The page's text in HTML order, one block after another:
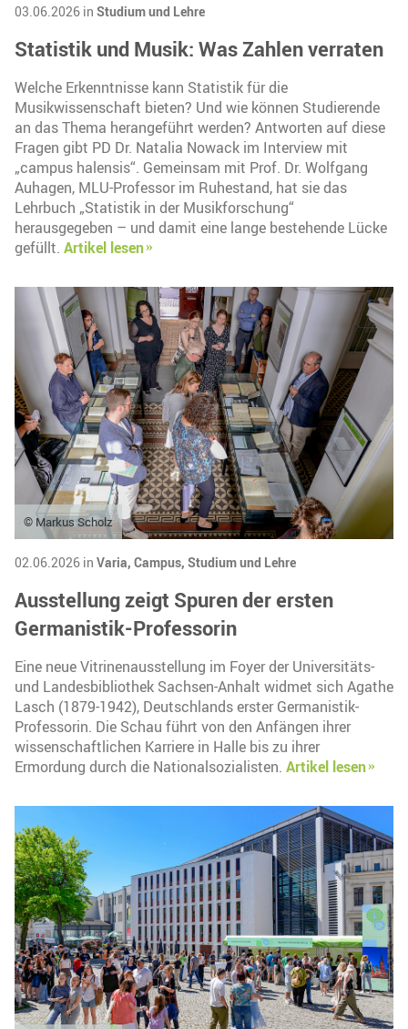
03.06.2026 in Studium und Lehre
Statistik und Musik: Was Zahlen verraten
Welche Erkenntnisse kann Statistik für die
Musikwissenschaft bieten? Und wie können Studierende
an das Thema herangeführt werden? Antworten auf diese
Fragen gibt PD Dr. Natalia Nowack im Interview mit
„campus halensis“. Gemeinsam mit Prof. Dr. Wolfgang
Auhagen, MLU-Professor im Ruhestand, hat sie das
Lehrbuch „Statistik in der Musikforschung“
herausgegeben – und damit eine lange bestehende Lücke
gefüllt. Artikel lesen
© Markus Scholz
02.06.2026 in Varia, Campus, Studium und Lehre
Ausstellung zeigt Spuren der ersten
Germanistik-Professorin
Eine neue Vitrinenausstellung im Foyer der Universitäts-
und Landesbibliothek Sachsen-Anhalt widmet sich Agathe
Lasch (1879-1942), Deutschlands erster Germanistik-
Professorin. Die Schau führt von den Anfängen ihrer
wissenschaftlichen Karriere in Halle bis zu ihrer
Ermordung durch die Nationalsozialisten. Artikel lesen